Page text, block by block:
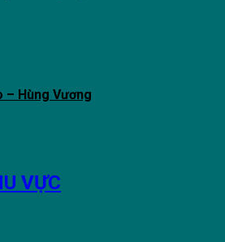
– Hùng Vương
VỰC